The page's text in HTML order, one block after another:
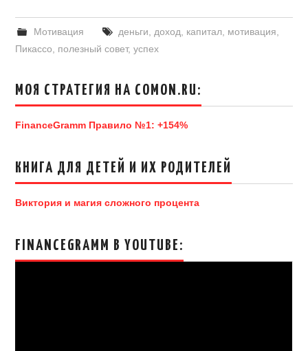
Мотивация деньги доход капитал мотивация
Пикассо
полезный совет,успех
МОЯ СТРАТЕГИЯ НА COMON.RU:
FinanceGramm Правило №1: +154%
КНИГА ДЛЯ ДЕТЕЙ И ИХ РОДИТЕЛЕЙ
Виктория и магия сложного процента
FINANCEGRAMM В YOUTUBE: